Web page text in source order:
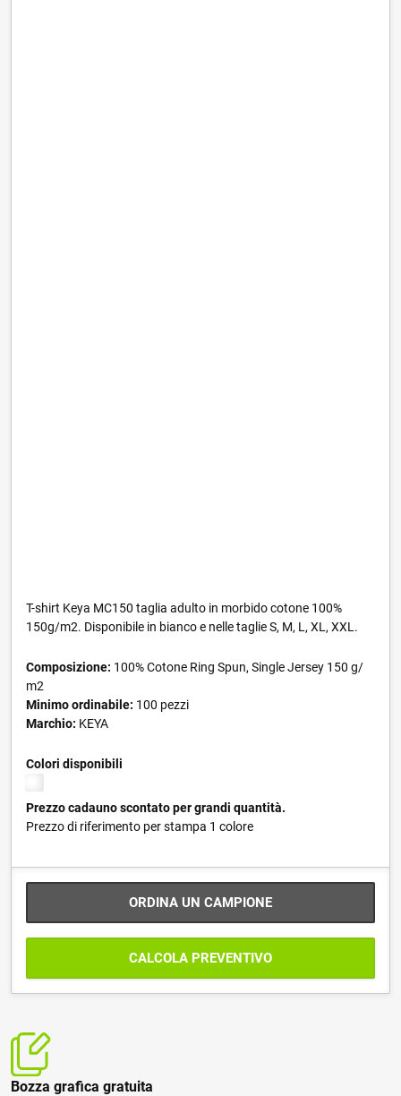
T-shirt Keya MC150 taglia adulto in morbido cotone 100%
150g/m2. Disponibile in bianco e nelle taglie S, M, L, XL, XXL.
Composizione: 100% Cotone Ring Spun, Single Jersey 150 g/
m2
Minimo ordinabile: 100 pezzi
Marchio: KEYA
Colori disponibili
Prezzo cadauno scontato per grandi quantità.
Prezzo di riferimento per stampa 1 colore
ORDINA UN CAMPIONE
CALCOLA PREVENTIVO
Bozza grafica gratuita